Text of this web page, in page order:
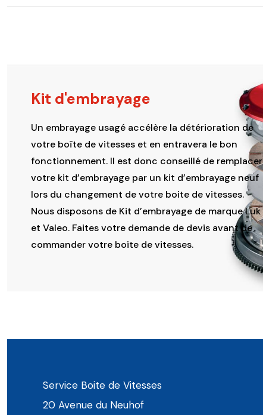
Kit d'embrayage
Un embrayage usagé accélère la détérioration de
votre boîte de vitesses et en entravera le bon
fonctionnement. Il est donc conseillé de remplacer
votre kit d’embrayage par un kit d’embrayage neuf
lors du changement de votre boite de vitesses.
Nous disposons de Kit d’embrayage de marque Luk
et Valeo. Faites votre demande de devis avant de
commander votre boite de vitesses.
Service Boite de Vitesses
20 Avenue du Neuhof